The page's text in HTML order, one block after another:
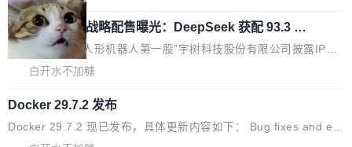
大多数 agent harness 的设计是基于早期模型的能力—...
团队采纳，但它可能是主流开源项目中关于 AI 辅助贡献最细致的一
份规则。 政策的核心只有一句话：LLM 可以用来分析、提炼、审
阅、建议，但不能用来创作。 具体来说，LLM 生成的代码可以提
交，但必须满足五个条件：预先安排、非关键、高质量、充分测
更，除非作者本身就是领域专家。即使如此，政策也"强烈不建
议"这么做。 对于不披露的情况，审核者可以直接关闭 PR，无需解
释。 政策作者 Jynn Ne...
宇树科技 IPO 战略配售曝光：DeepSeek 获配 93.3 万
股，锁定 36 个月
8月6日晚间，“人形机器人第一股”宇树科技股份有限公司披露IPO
发行价格及战略配售结果，杭州深度求索人工智能基础技术研究有
计算，认购金额约1.41亿元，股份锁定期为36个月。 公告显示，
本次宇树科技战略配售对象主要包括长期投资机构、与公司业务具
有战略合作关系或长期合作愿景的大型企业、科创板保荐人跟投子
白开水不加糖
Docker 29.7.2 发布
Docker 29.7.2 现已发布，具体更新内容如下： Bug fixes and en